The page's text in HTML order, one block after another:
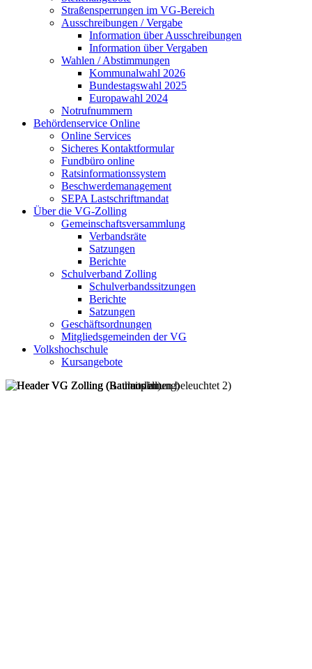
Straßensperrungen im VG-Bereich
Ausschreibungen / Vergabe
Information über Ausschreibungen
Information über Vergaben
Wahlen / Abstimmungen
Kommunalwahl 2026
Bundestagswahl 2025
Europawahl 2024
Notrufnummern
Behördenservice Online
Online Services
Sicheres Kontaktformular
Fundbüro online
Ratsinformationssystem
Beschwerdemanagement
SEPA Lastschriftmandat
Über die VG-Zolling
Gemeinschaftsversammlung
Verbandsräte
Satzungen
Berichte
Schulverband Zolling
Schulverbandssitzungen
Berichte
Satzungen
Geschäftsordnungen
Mitgliedsgemeinden der VG
Volkshochschule
Kursangebote